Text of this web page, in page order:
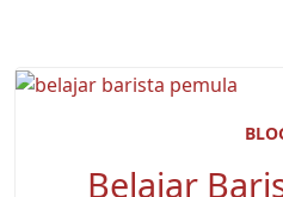
Belajar